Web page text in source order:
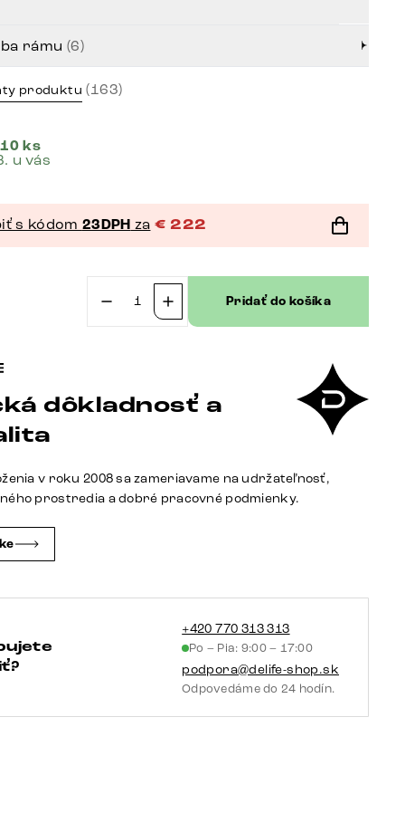
rámu (6)
produktu (163)
ks
u vás
s kódom 23DPH za € 222
množstvo
Nube-
opierkami
mikrovlákno
funkcia
Pridať do košíka
dôkladnosť a
v roku 2008 sa zameriavame na udržateľnosť,
prostredia a dobré pracovné podmienky.
+420 770 313 313
Po – Pia: 9:00 – 17:00
podpora@delife-shop.sk
Odpovedáme do 24 hodín.